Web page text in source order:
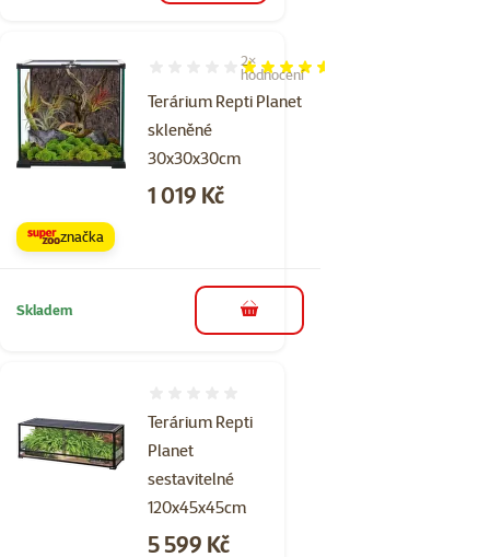
Terárium Repti Planet
skleněné
30x30x30cm
Hodnocení 90%, počet hodnocení: 2
2×
hodnocení
Cena
1 019 Kč
značka
Skladem do košíku
Terárium Repti
Planet
sestavitelné
120x45x45cm
Cena
5 599 Kč